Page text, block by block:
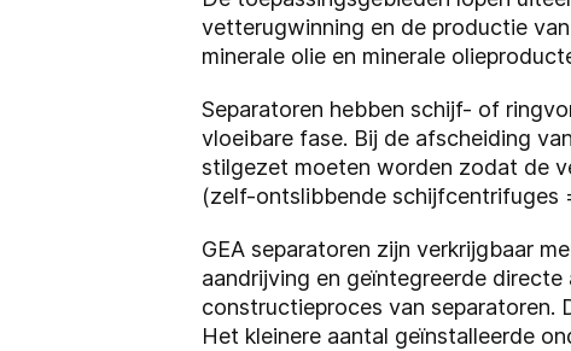
vetterugwinning en de productie
minerale olie en minerale
Separatoren hebben schijf- of
vloeibare fase. Bij de afscheiding
stilgezet moeten worden zodat de
(zelf-ontslibbende schijfcentrifuges
GEA separatoren zijn verkrijgbaar
aandrijving en geïntegreerde
constructieproces van separatoren.
Het kleinere aantal geïnstalleerde